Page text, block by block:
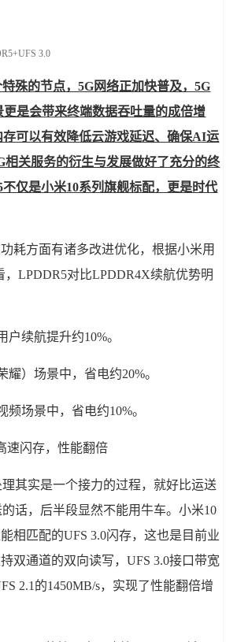
殊的节点，5G网络正加快普及，5G
是会带来终端数据吞吐量的成倍增
可以有效降低云游戏延迟、确保AI运
相关服务的衍生与发展做好了充分的终
仅是小米10系列旗舰标配，更是时代
耗方面有诸多改进优化，根据小米用
，LPDDR5对比LPDDR4X续航优势明
户续航提升约10%。
耀）场景中，省电约20%。
频场景中，省电约10%。
速闪存，性能翻倍
其实是一个接力的过程，就好比运送
话，后半段显然不能用牛车。小米10
相匹配的UFS 3.0闪存，这也是目前业
双通道的双向读写，UFS 3.0接口带宽
2.1的1450MB/s，实现了性能翻倍增